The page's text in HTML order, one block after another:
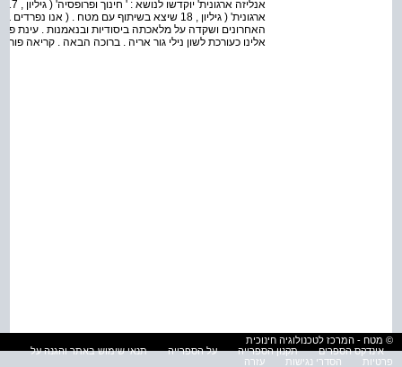
ארגונית' ( גיליון , 18 שיצא בשיתוף עם מטח . (
האחרונים ושקדה על מלאכתה ביסודיות ובנאמנות . עינת
אלינו כעורכת לשון נילי גור אריה . ברוכה הבאה . קריאה
© מטח - המרכז לטכנולוגיה חינוכית
אינדקס הספרים
תקנון הספרייה על הספרייה
תנאי שימוש באתר והגנה על
פרטיות
הסדרי נגישות עזרה